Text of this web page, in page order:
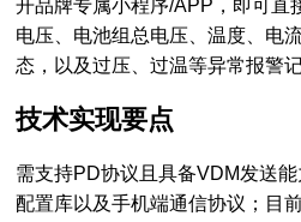
开品牌专属小程序/APP，即可直
电压、电池组总电压、温度、电
态，以及过压、过温等异常报警记
技术实现要点
需支持PD协议且具备VDM发送
配置库以及手机端通信协议；目